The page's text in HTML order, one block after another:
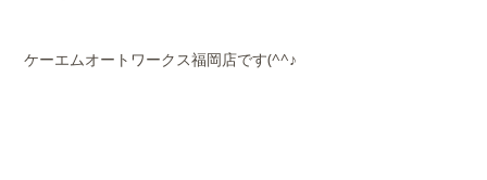
ケーエムオートワークス福岡店です(^^♪